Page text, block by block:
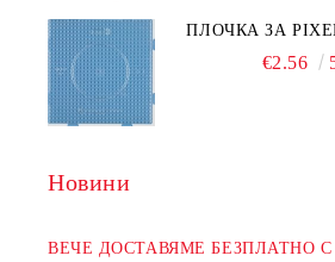
ПЛОЧКА ЗА
€2.56
Новини
ВЕЧЕ ДОСТАВЯМЕ БЕЗПЛАТНО С